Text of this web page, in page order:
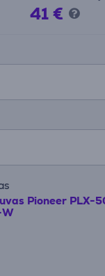
41 €
Pioneer PLX-
W